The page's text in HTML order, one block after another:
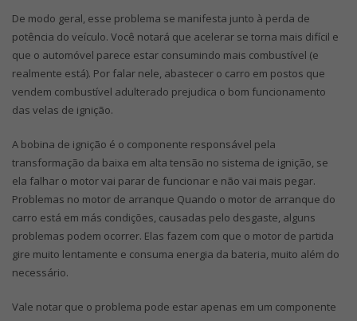
De modo geral, esse problema se manifesta junto à perda de
potência do veículo. Você notará que acelerar se torna mais difícil e
que o automóvel parece estar consumindo mais combustível (e
realmente está). Por falar nele, abastecer o carro em postos que
vendem combustível adulterado prejudica o bom funcionamento
das velas de ignição.
A bobina de ignição é o componente responsável pela
transformação da baixa em alta tensão no sistema de ignição, se
ela falhar o motor vai parar de funcionar e não vai mais pegar.
Problemas no motor de arranque Quando o motor de arranque do
carro está em más condições, causadas pelo desgaste, alguns
problemas podem ocorrer. Elas fazem com que o motor de partida
gire muito lentamente e consuma energia da bateria, muito além do
necessário.
Vale notar que o problema pode estar apenas em um componente